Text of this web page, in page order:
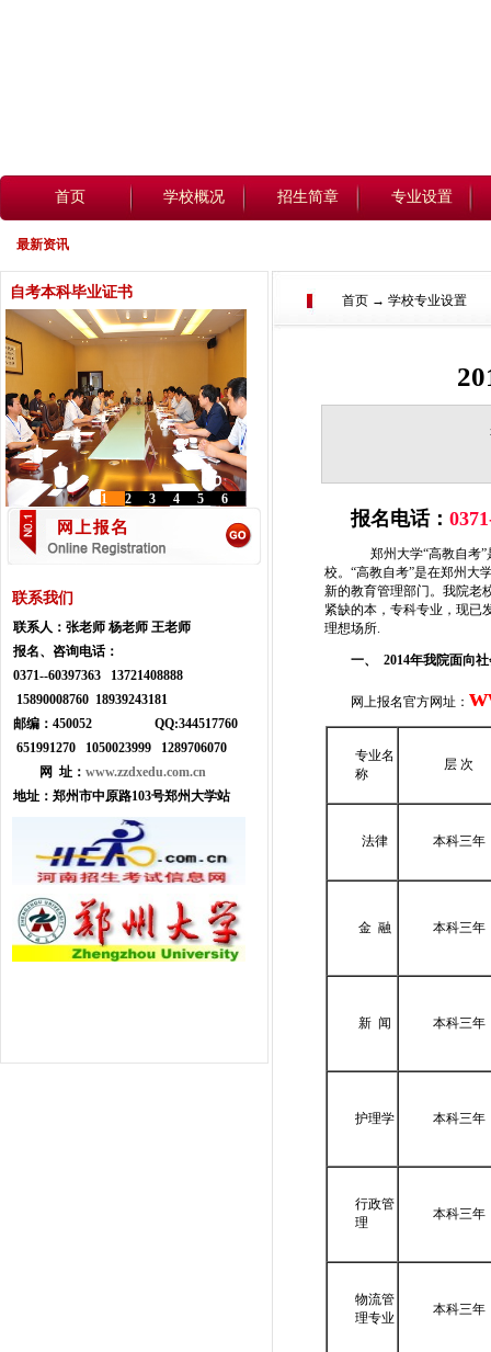
首页 学校概况 招生简章 专业设置
最新资讯
自考本科毕业证书
6
5
4
3
2
1
联系我们
联系人： 张老师 杨老师 王老师
报名、咨询电话：
0371--60397363 13721408888
15890008760 18939243181
邮编：450052 QQ:344517760
651991270 1050023999
1289706070
网 址： www.zzdxedu.com.cn
地址： 郑州市中原路103号郑州大学站
首页 → 学校专业设置
报名电话：
郑州大学“高教自考”
校。“高教自考”是在郑州大
新的教育管理部门。我院老
紧缺的本，专科专业，现已
理想场所.
一、 2014年我院面向
网上报名官方网址：
专业名
称
层 次
法律 本科三年
金 融 本科三年
新 闻 本科三年
护理学 本科三年
行政管
理
本科三年
物流管
理专业
本科三年